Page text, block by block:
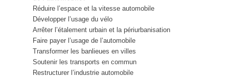
Réduire l’espace et la vitesse automobile
Développer l’usage du vélo
Arrêter l’étalement urbain et la périurbanisation
Faire payer l’usage de l’automobile
Transformer les banlieues en villes
Soutenir les transports en commun
Restructurer l’industrie automobile